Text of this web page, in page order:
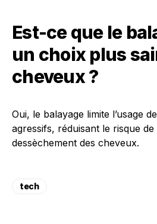
Est-ce que le
un choix plus
cheveux ?
Oui, le balayage limite l’usage
agressifs, réduisant le risque
dessèchement des cheveux.
tech